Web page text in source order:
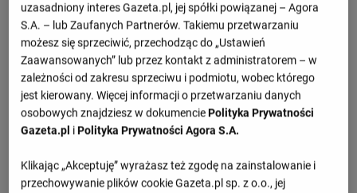
Sokol Kleczew
- : -
15.08, 15:00
Legia Warszawa II
- : -
22.08, 15:00 Sokol Kleczew
Sokol Kleczew
- : -
29.08, 14:00 Chojniczanka
- : -
Zobacz więcej
uzasadniony interes Gazeta.pl, jej spółki powiązanej – Agora
S.A. – lub Zaufanych Partnerów. Takiemu przetwarzaniu
możesz się sprzeciwić, przechodząc do „Ustawień
Zaawansowanych” lub przez kontakt z administratorem – w
zależności od zakresu sprzeciwu i podmiotu, wobec którego
jest kierowany. Więcej informacji o przetwarzaniu danych
osobowych znajdziesz w dokumenciePolityka Prywatności
Gazeta.pl iPolityka Prywatności Agora S.A.
Klikając „Akceptuję” wyrażasz też zgodę na zainstalowanie i
przechowywanie plików cookie Gazeta.pl sp. z o.o., jej